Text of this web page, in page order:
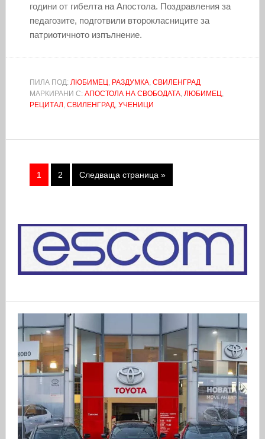
години от гибелта на Апостола. Поздравления за
педагозите, подготвили второкласниците за
патриотичното изпълнение.
ПИЛА ПОД: ЛЮБИМЕЦ, РАЗДУМКА, СВИЛЕНГРАД
МАРКИРАНИ С: АПОСТОЛА НА СВОБОДАТА, ЛЮБИМЕЦ,
РЕЦИТАЛ , СВИЛЕНГРАД, УЧЕНИЦИ
1 2 Следваща страница »